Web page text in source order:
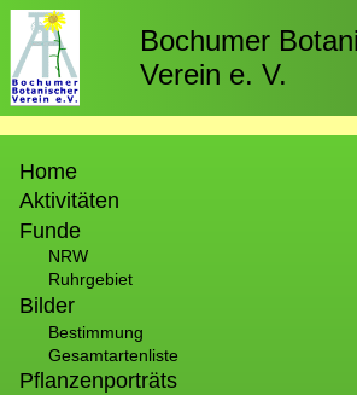
Direkt
zum
Inhalt
Bochumer
Verein e. V.
Home
Aktivitäten
Funde
NRW
Ruhrgebiet
Bilder
Bestimmung
Gesamtartenliste
Pflanzenporträts